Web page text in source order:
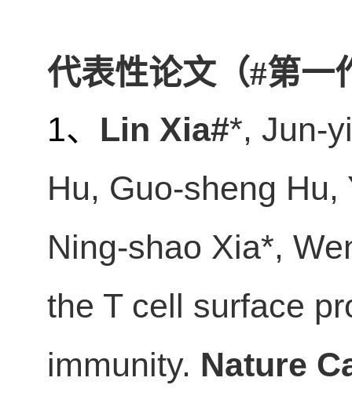
代表性论文（#第一
1、 Lin Xia#*, Jun-
Hu, Guo-sheng
Ning-shao Xia*,
the T cell surface
immunity. Nature